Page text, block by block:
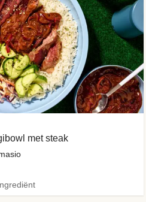
met steak